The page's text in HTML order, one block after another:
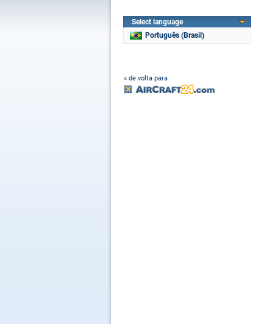
Select language
Português (Brasil)
« de volta para